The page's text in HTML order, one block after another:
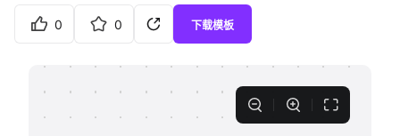
0 0 下载模板